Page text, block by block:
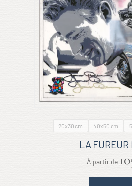
20x30 cm 40x50 cm
LA FUREUR